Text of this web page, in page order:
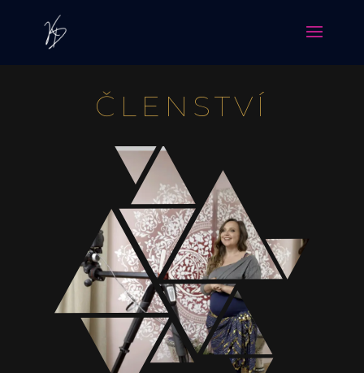
ČLENSTVÍ
LETNÍ ONLINE RYCHLOVKY
690Kč
PŘIDAT
0
+ PŘIDAT